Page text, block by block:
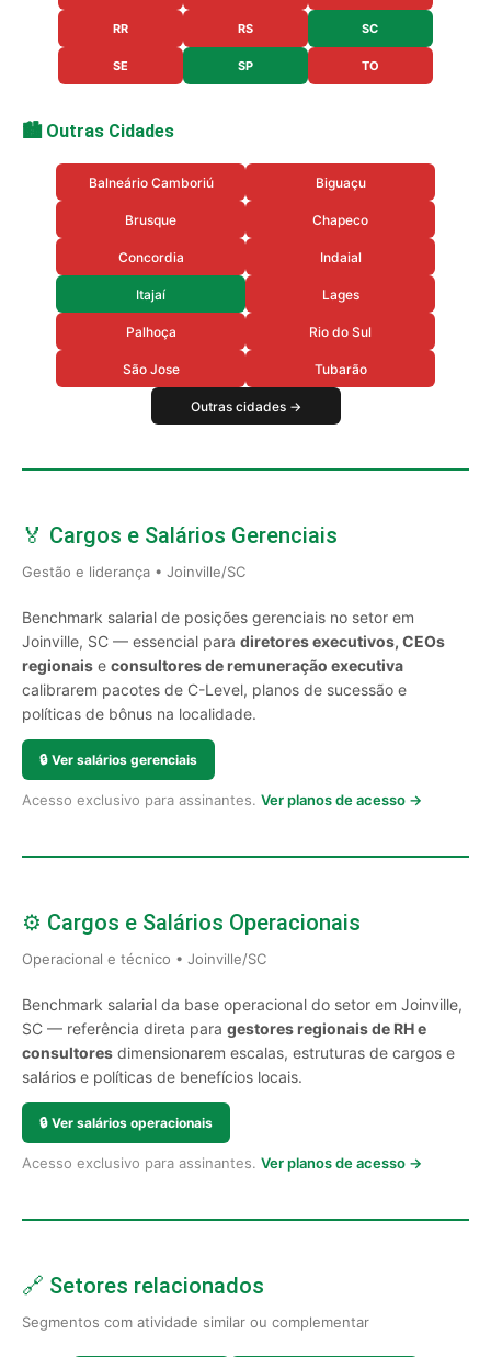
RR RS SC
SE SP TO
🏙️ Outras Cidades
Balneário Camboriú Biguaçu
Brusque Chapeco
Concordia Indaial
Itajaí Lages
Palhoça Rio do Sul
São Jose Tubarão
Outras cidades →
🏅 Cargos e Salários Gerenciais
Gestão e liderança • Joinville/SC
Benchmark salarial de posições gerenciais no setor em
Joinville, SC — essencial para diretores executivos, CEOs
regionais e consultores de remuneração executiva
calibrarem pacotes de C-Level, planos de sucessão e
políticas de bônus na localidade.
🔒 Ver salários gerenciais
Acesso exclusivo para assinantes. Ver planos de acesso →
⚙️ Cargos e Salários Operacionais
Operacional e técnico • Joinville/SC
Benchmark salarial da base operacional do setor em Joinville,
SC — referência direta para gestores regionais de RH e
consultores dimensionarem escalas, estruturas de cargos e
salários e políticas de benefícios locais.
🔒 Ver salários operacionais
Acesso exclusivo para assinantes. Ver planos de acesso →
🔗 Setores relacionados
Segmentos com atividade similar ou complementar